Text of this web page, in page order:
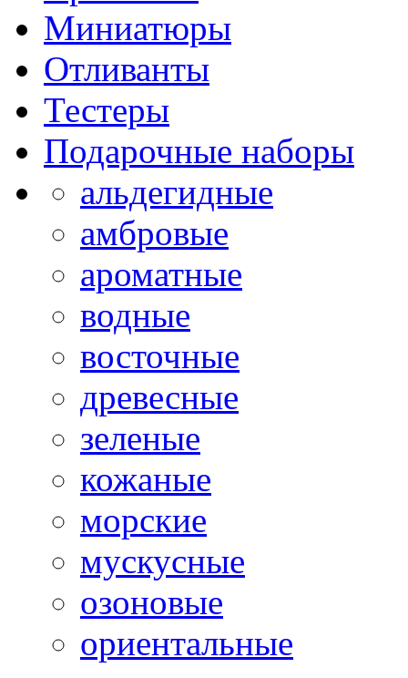
Миниатюры
Отливанты
Тестеры
Подарочные наборы
альдегидные
амбровые
ароматные
водные
восточные
древесные
зеленые
кожаные
морские
мускусные
озоновые
ориентальные